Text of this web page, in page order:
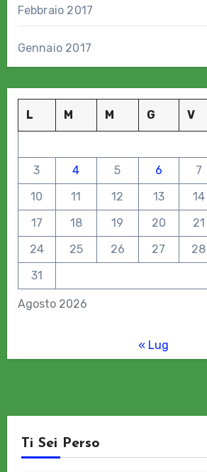
Febbraio 2017
Gennaio 2017
Agosto 2026
L M M G V
3
4 5 6 7
10
11 12 13 14
17
18 19 20 21
24
25 26 27 28
31
« Lug
Ti Sei Perso